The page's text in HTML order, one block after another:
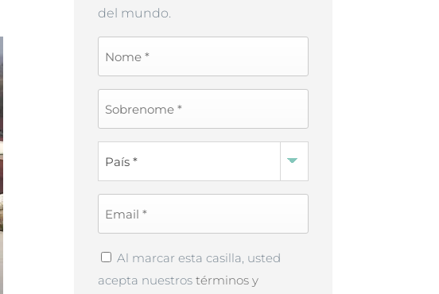
del mundo.
Privacy
Policy *
Al marcar esta casilla, usted
acepta nuestros términos y